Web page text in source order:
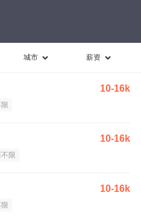
城市 薪资
10-16k
10-16k
限
10-16k